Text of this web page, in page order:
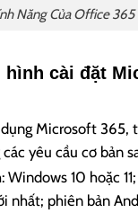
Năng Của Office 365
hình cài đặt
Microsoft 365,
yêu cầu cơ bản
Windows 10 hoặc
nhất; phiên bản